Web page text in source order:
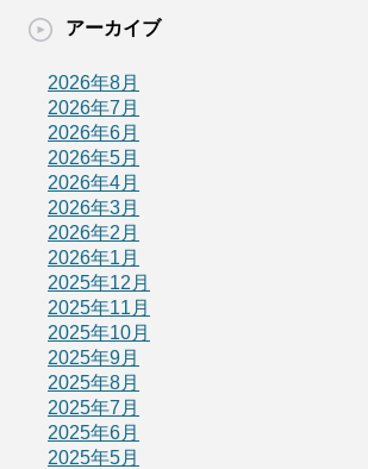
アーカイブ
2026年8月
2026年7月
2026年6月
2026年5月
2026年4月
2026年3月
2026年2月
2026年1月
2025年12月
2025年11月
2025年10月
2025年9月
2025年8月
2025年7月
2025年6月
2025年5月